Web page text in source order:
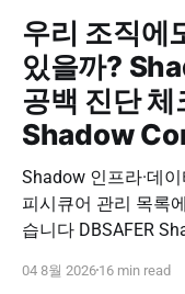
우리 조직에
있을까?
공백 진단
Shadow
Shadow 인프라·데
피시큐어 관리 목록에 없으면 보호 정책도 적용하기 어렵
습니다 DBSAFER Shadow Control은 내부 인프라와 데이
나의 보안 운영 흐름으로 제공합
04 8월 2026 16 min read